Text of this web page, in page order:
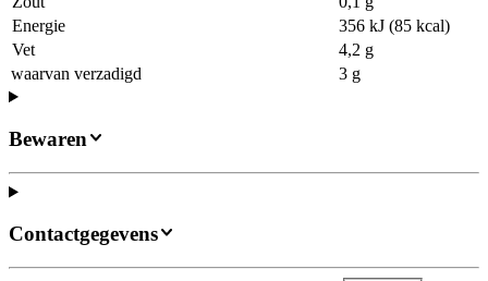
Energie
356 kJ (85 kcal)
Vet
4,2 g
waarvan verzadigd
3 g
Bewaren
Contactgegevens